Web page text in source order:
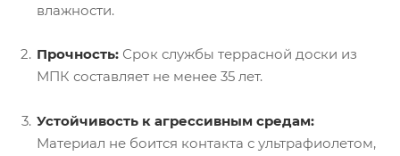
влажности.
Прочность: Срок службы террасной доски из
МПК составляет не менее 35 лет.
Устойчивость к агрессивным средам:
Материал не боится контакта с ультрафиолетом,